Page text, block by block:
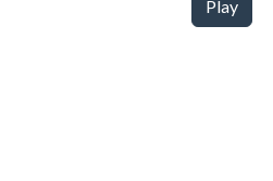
Play